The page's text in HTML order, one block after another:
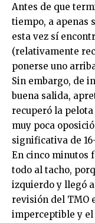
Antes de que
tiempo, a apenas
esta vez sí
(relativamente
ponerse uno
Sin embargo, de
buena salida,
recuperó la
muy poca
significativa de
En cinco minutos
todo al tacho,
izquierdo y llegó
revisión del TMO
imperceptible y el